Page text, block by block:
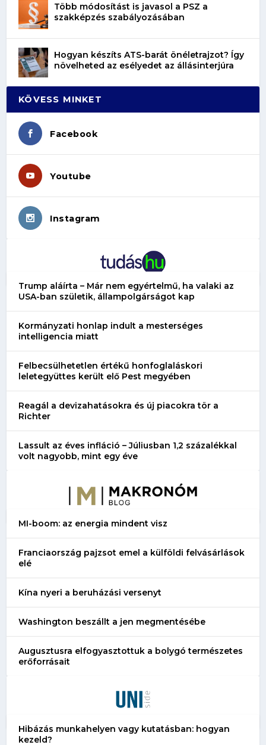
Több módosítást is javasol a PSZ a
szakképzés szabályozásában
Hogyan készíts ATS-barát önéletrajzot? Így
növelheted az esélyedet az állásinterjúra
KÖVESS MINKET
Facebook
Youtube
Instagram
Trump aláírta – Már nem egyértelmű, ha valaki az
USA-ban születik, állampolgárságot kap
Kormányzati honlap indult a mesterséges
intelligencia miatt
Felbecsülhetetlen értékű honfoglaláskori
leletegyüttes került elő Pest megyében
Reagál a devizahatásokra és új piacokra tör a
Richter
Lassult az éves infláció – Júliusban 1,2 százalékkal
volt nagyobb, mint egy éve
MI-boom: az energia mindent visz
Franciaország pajzsot emel a külföldi felvásárlások
elé
Kína nyeri a beruházási versenyt
Washington beszállt a jen megmentésébe
Augusztusra elfogyasztottuk a bolygó természetes
erőforrásait
Hibázás munkahelyen vagy kutatásban: hogyan
kezeld?